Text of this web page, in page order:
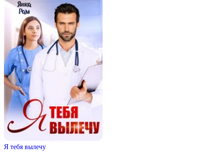
Я тебя вылечу